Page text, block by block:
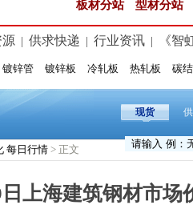
板材分站 型材分站
源 供求快递 行业资讯 《智
镀锌管 镀锌板 冷轧板 热轧板 碳
现货
每日行情 > 正文
上海建筑钢材市场